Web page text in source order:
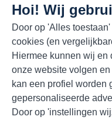
Hoi! Wij
Door op 'Alles
cookies (en
Hiermee kunnen wij en
onze website volgen
kan een profiel worden
gepersonaliseerde
Door op 'instellingen
6717 LT Ede
Contact
088 730 48
info@fsin.nl
Nieuwsbrief
Elke maand de
voor de